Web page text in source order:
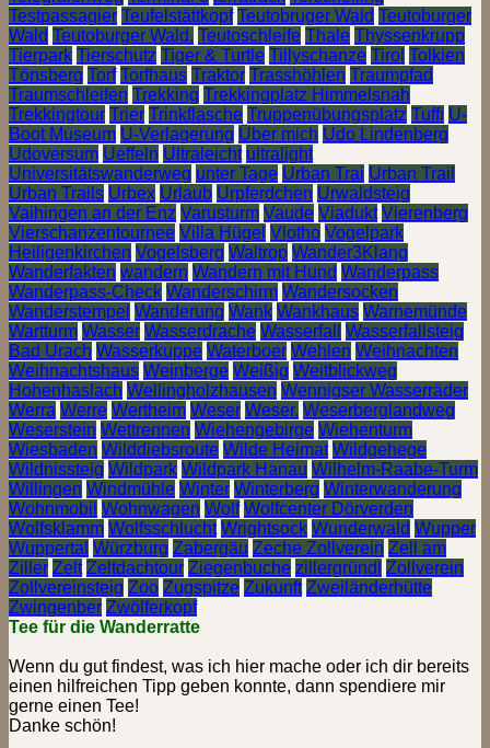
Testpassagier Teufelstättkopf Teutobruger Wald Teutoburger
Wald Teutoburger Wald. Teutoschleife Thale Thyssenkrupp
Tierpark Tierschutz Tiger & Turtle Tillyschanze Tirol Tolkien
Tönsberg Torf Torfhaus Traktor Trasshöhlen Traumpfad
Traumschleifen Trekking Trekkingplatz Himmelsnah
Trekkingtour Trier Trinkflasche Truppenübungsplatz Tuffi U-
Boot Museum U-Verlagerung Über mich Udo Lindenberg
Udoversum Ueffeln Ultraleicht ultralight
Universitätswanderweg unter Tage Urban Trai Urban Trail
Urban Trails Urbex Urlaub Urpferdchen Urwaldsteig
Vaihingen an der Enz Varusturm Vaude Viadukt Vierenberg
Vierschanzentournee Villa Hügel Vlotho Vogelpark
Heiligenkirchen Vogelsberg Waltrop Wander3Klang
Wanderfakten wandern Wandern mit Hund Wanderpass
Wanderpass-Check Wanderschirm Wandersocken
Wanderstempel Wanderung Wank Wankhaus Warnemünde
Wartturm Wasser Wasserdrache Wasserfall
Wasserfallsteig
Bad Urach Wasserkuppe Waterboer Wehlen Weihnachten
Weihnachtshaus Weinberge Weißig Weitblickweg
Hohenhaslach Wellingholzhausen Wennigser Wasserräder
Werra Werre Wertheim Weser Weser. Weserberglandweg
Weserstein Wettrennen Wiehengebirge Wiehenturm
Wiesbaden Wilddiebsroute Wilde Heimat Wildgehege
Wildnissteig Wildpark Wildpark Hanau Wilhelm-Raabe-Turm
Willingen Windmühle Winter Winterberg Winterwanderung
Wohnmobil Wohnwagen Wolf Wolfcenter Dörverden
Wolfsklamm Wolfsschlucht Wrightsock Wunderwald Wupper
Wuppertal Würzburg Zabergäu Zeche Zollverein Zell am
Ziller Zelt Zeltdachtour Ziegenbuche zillergründl Zollverein
Zollvereinsteig Zoo Zugspitze Zukunft Zweiländerhütte
Zwingenber Zwölferkopf
Tee für die Wanderratte
Wenn du gut findest, was ich hier mache oder ich dir bereits
einen hilfreichen Tipp geben konnte, dann spendiere mir
gerne einen Tee!
Danke schön!